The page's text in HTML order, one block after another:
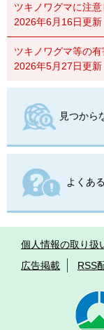
ツキノワグマに注
2026年6月16日更新
ツキノワグマ等の
2026年5月27日更新
見つから
よくあ
個人情報の取り扱
広告掲載
RSS